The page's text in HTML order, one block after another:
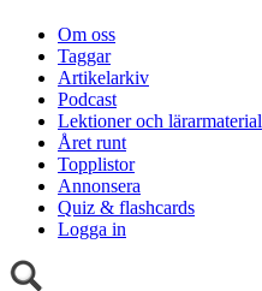
Om oss
Taggar
Artikelarkiv
Podcast
Lektioner och lärarmaterial
Året runt
Topplistor
Annonsera
Quiz & flashcards
Logga in